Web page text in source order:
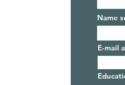
Name
E-mail